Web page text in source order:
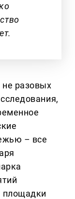
не разовых
– все
площадки